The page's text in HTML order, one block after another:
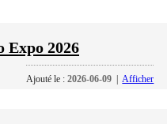
Expo 2026
Ajouté le :2026-06-09 |Afficher